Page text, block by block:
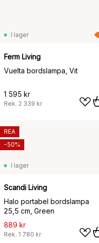
I lager
Ferm Living
Vuelta bordslampa, Vit
1 595 kr
Rek. 2 339 kr
I lager
Scandi Living
Halo portabel bordslampa
25,5 cm, Green
889 kr
Rek. 1 780 kr
REA
-50%